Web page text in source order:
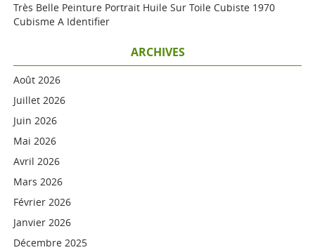
Très Belle Peinture Portrait Huile Sur Toile Cubiste 1970
Cubisme A Identifier
ARCHIVES
Août 2026
Juillet 2026
Juin 2026
Mai 2026
Avril 2026
Mars 2026
Février 2026
Janvier 2026
Décembre 2025